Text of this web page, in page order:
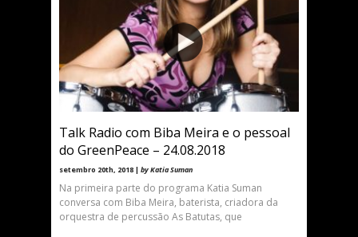
Talk Radio com Biba Meira e o pessoal
do GreenPeace – 24.08.2018
setembro 20th, 2018 | by Katia Suman
Na primeira parte do programa Katia Suman
conversa com Biba Meira, baterista, criadora da
orquestra de percussão As Batutas, que